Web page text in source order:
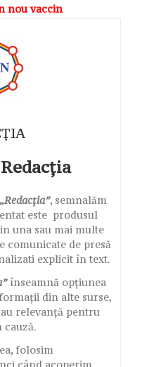
nou vaccin
„Redacția”, semnalăm
este produsul
una sau mai multe
comunicate de presă
explicit în text.
înseamnă opțiunea
din alte surse,
relevanță pentru
cauză.
folosim